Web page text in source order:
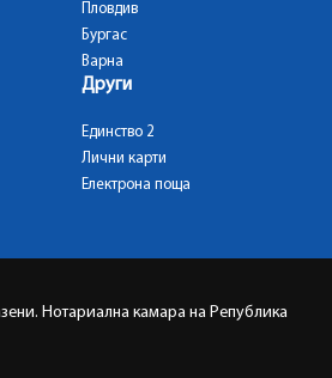
Пловдив
Бургас
Варна
Други
Единство 2
Лични карти
Електрона поща
Нотариална камара на Република